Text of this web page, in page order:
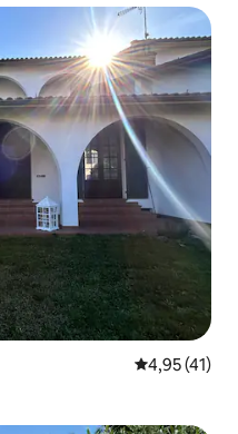
4,95 av 5 i
4,95 (41)